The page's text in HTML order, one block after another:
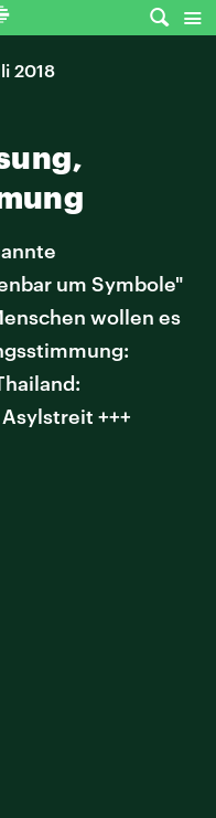
2018
um Symbole"
wollen es
+++